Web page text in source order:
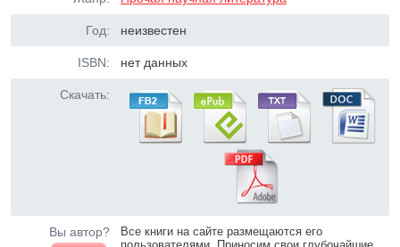
Год: неизвестен
ISBN: нет данных
Скачать:
Вы автор?
Все книги на сайте размещаются его